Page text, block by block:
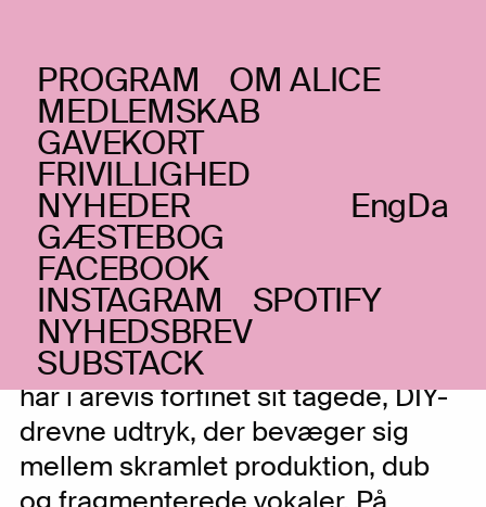
PROGRAM OM ALICE
MEDLEMSKAB
GAVEKORT
FRIVILLIGHED
NYHEDER Da
Eng
GÆSTEBOG
FACEBOOK
INSTAGRAM SPOTIFY
NYHEDSBREV
SUBSTACK
TORSDAG _14.05.26
Alpha MaidUK
Støvet pop fra Londons
eksperimenterende undergrund
Den produktive sydøstlondonske
guitarist og sangskriver Alpha Maid
har i årevis forfinet sit tågede, DIY-
drevne udtryk, der bevæger sig
mellem skramlet produktion, dub